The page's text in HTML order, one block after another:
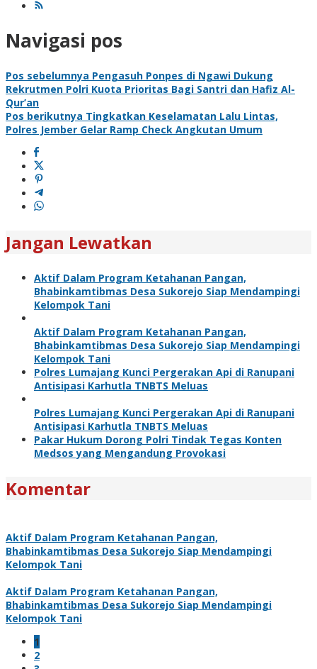
Navigasi pos
Pos sebelumnya Pengasuh Ponpes di Ngawi Dukung
Rekrutmen Polri Kuota Prioritas Bagi Santri dan Hafiz Al-
Qur’an
Pos berikutnya Tingkatkan Keselamatan Lalu Lintas,
Polres Jember Gelar Ramp Check Angkutan Umum
Jangan Lewatkan
Aktif Dalam Program Ketahanan Pangan,
Bhabinkamtibmas Desa Sukorejo Siap Mendampingi
Kelompok Tani
Aktif Dalam Program Ketahanan Pangan,
Bhabinkamtibmas Desa Sukorejo Siap Mendampingi
Kelompok Tani
Polres Lumajang Kunci Pergerakan Api di Ranupani
Antisipasi Karhutla TNBTS Meluas
Polres Lumajang Kunci Pergerakan Api di Ranupani
Antisipasi Karhutla TNBTS Meluas
Pakar Hukum Dorong Polri Tindak Tegas Konten
Medsos yang Mengandung Provokasi
Komentar
Aktif Dalam Program Ketahanan Pangan,
Bhabinkamtibmas Desa Sukorejo Siap Mendampingi
Kelompok Tani
Aktif Dalam Program Ketahanan Pangan,
Bhabinkamtibmas Desa Sukorejo Siap Mendampingi
Kelompok Tani
1
2